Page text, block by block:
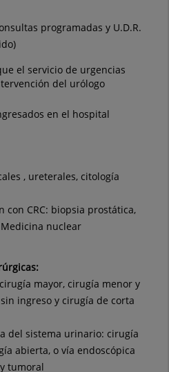
programadas y U.D.R.
el servicio de urgencias
del urólogo
en el hospital
, ureterales, citología
con CRC: biopsia prostática,
nuclear
mayor, cirugía menor y
ingreso y cirugía de corta
del sistema urinario: cirugía
abierta, o vía endoscópica
tumoral